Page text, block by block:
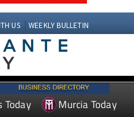
US WEEKLY BULLETIN
Today
Murcia Today